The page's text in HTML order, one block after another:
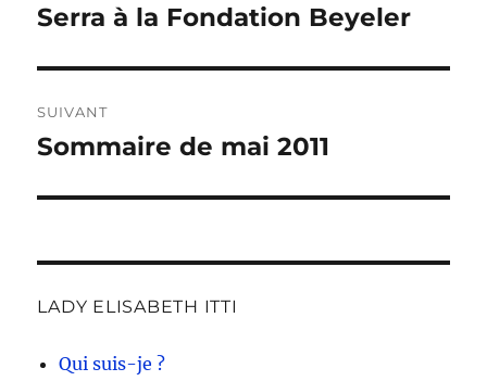
l’article
précédente :
Serra à la Fondation Beyeler
SUIVANT
Publication
Sommaire de mai 2011
LADY ELISABETH ITTI
Qui suis-je ?